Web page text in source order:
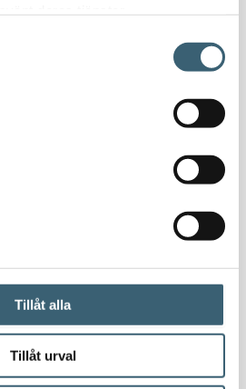
Tillåt alla
Tillåt urval
Dieseltank reservdelar & tillbehör
Dieseltankar ADR 500-3000 liter
Kemikalietankar